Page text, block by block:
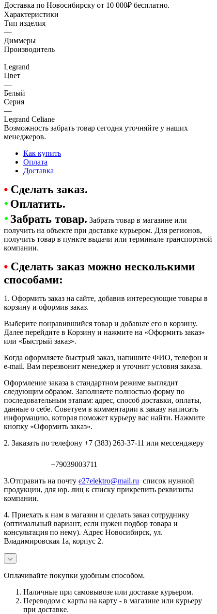
Доставка по Новосибирску от 10 000₽ бесплатно.
Характеристики
Тип изделия
—
Диммеры
Производитель
—
Legrand
Цвет
—
Белый
Серия
—
Legrand Celiane
Возможность забрать товар сегодня уточняйте у наших
менеджеров.
Как купить
Оплата
Доставка
• Сделать заказ.
• Оплатить.
• Забрать товар. Забрать товар в магазине или
получить на объекте при доставке курьером. Для регионов,
получить товар в пункте выдачи или терминале транспортной
компании.
• Сделать заказ можно несколькими
способами:
1. Оформить заказ на сайте, добавив интересующие товары в
корзину и оформив заказ.
Выберите понравившийся товар и добавьте его в корзину.
Далее перейдите в Корзину и нажмите на «Оформить заказ»
или «Быстрый заказ».
Когда оформляете быстрый заказ, напишите ФИО, телефон и
e-mail. Вам перезвонит менеджер и уточнит условия заказа.
Оформление заказа в стандартном режиме выглядит
следующим образом. Заполняете полностью форму по
последовательным этапам: адрес, способ доставки, оплаты,
данные о себе. Советуем в комментарии к заказу написать
информацию, которая поможет курьеру вас найти. Нажмите
кнопку «Оформить заказ».
2. Заказать по телефону +7 (383) 263-37-11 или мессенджеру
+79039003711
3.Отправить на почту e27elektro@mail.ru список нужной
продукции, для юр. лиц к списку прикрепить реквизиты
компании.
4. Приехать к нам в магазин и сделать заказ сотруднику
(оптимальный вариант, если нужен подбор товара и
консультация по нему). Адрес Новосибирск, ул.
Владимировская 1а, корпус 2.
Оплачивайте покупки удобным способом.
Наличные при самовывозе или доставке курьером.
Переводом с карты на карту - в магазине или курьеру
при доставке.